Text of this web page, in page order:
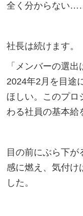
全く分からない
社長は続けます。
「メンバーの選
2024年2月を目途
ほしい。このプロ
わる社員の基本給
目の前にぶら下
感に燃え、気付け
した。